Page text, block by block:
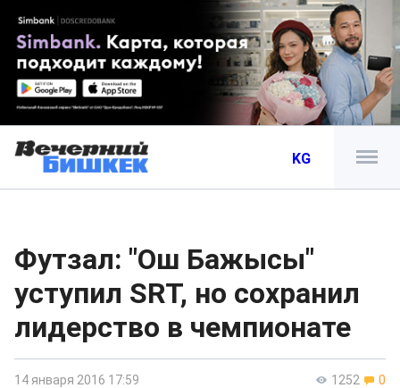
KG
Футзал: "Ош Бажысы"
уступил SRT, но сохранил
лидерство в чемпионате
1252 0
14 января 2016 17:59